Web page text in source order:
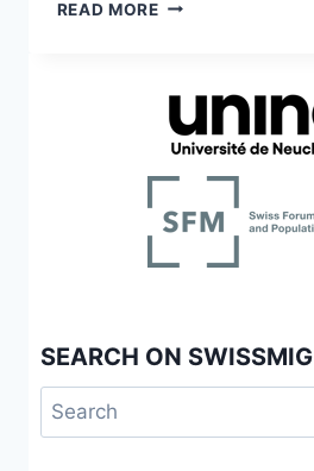
READ MORE
L’IDENTITÉ
NATIONALE
SEARCH ON SWISSMIG
Search
for: